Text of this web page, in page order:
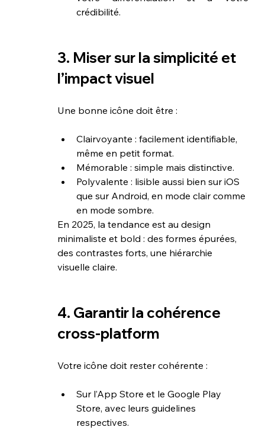
crédibilité.
3. Miser sur la simplicité et
l’impact visuel
Une bonne icône doit être :
Clairvoyante : facilement identifiable,
même en petit format.
Mémorable : simple mais distinctive.
Polyvalente : lisible aussi bien sur iOS
que sur Android, en mode clair comme
en mode sombre.
En 2025, la tendance est au design
minimaliste et bold : des formes épurées,
des contrastes forts, une hiérarchie
visuelle claire.
4. Garantir la cohérence
cross-platform
Votre icône doit rester cohérente :
Sur l’App Store et le Google Play
Store, avec leurs guidelines
respectives.